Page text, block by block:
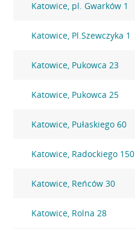
Katowice, pl. Gwarków 1
Katowice, Pl.Szewczyka 1
Katowice, Pukowca 23
Katowice, Pukowca 25
Katowice, Pułaskiego 60
Katowice, Radockiego 150
Katowice, Reńców 30
Katowice, Rolna 28